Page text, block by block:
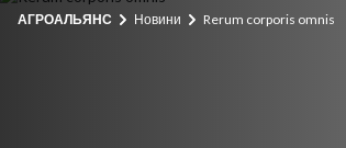
АГРОАЛЬЯНС Новини Rerum corporis omnis